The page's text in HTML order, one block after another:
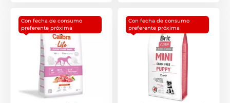
Con fecha de consumo
preferente próxima
Con fecha de consumo
preferente próxima